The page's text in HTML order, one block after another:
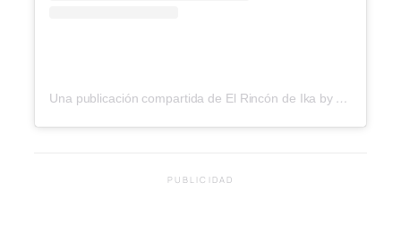
Una publicación compartida de El Rincón de Ika by Anika D. A. (@elrincondeika)
PUBLICIDAD